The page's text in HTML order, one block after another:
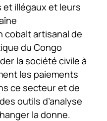
et illégaux et leurs
cobalt artisanal de
du Congo
la société civile à
les paiements
ce secteur et de
outils d’analyse
la donne.